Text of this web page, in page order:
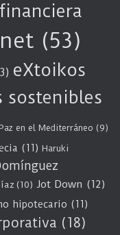
(53)
eXtoikos
sostenibles
en el Mediterráneo (9)
(11) Haruki
(10) Jot Down (12)
hipotecario (11)
(18)